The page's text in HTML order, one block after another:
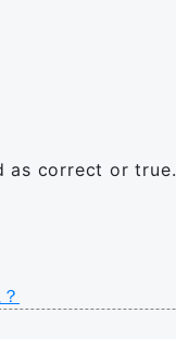
as correct or true.